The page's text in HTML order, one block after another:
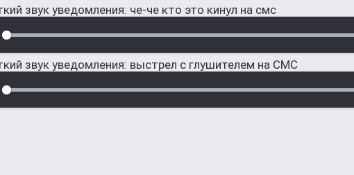
звук уведомления: че-че кто это кинул на смс
звук уведомления: выстрел с глушителем на СМС